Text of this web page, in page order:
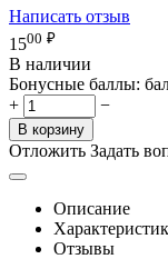
Написать отзыв
1500 ₽
В наличии
Бонусные баллы:
+
−
В корзину
Отложить Задать
Описание
Отзывы